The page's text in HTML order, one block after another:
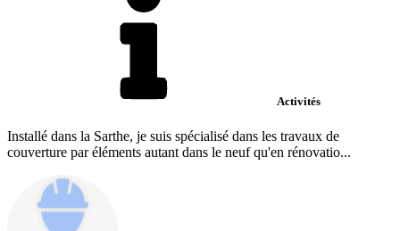
Activités
Installé dans la Sarthe, je suis spécialisé dans les travaux de
couverture par éléments autant dans le neuf qu'en rénovatio...